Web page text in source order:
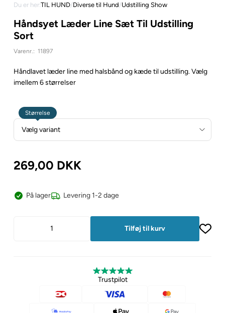
Du er her:TIL HUND/Diverse til Hund/Udstilling Show
Håndsyet Læder Line Sæt Til Udstilling
Sort
Varenr.: 11897
Håndlavet læder line med halsbånd og kæde til udstilling. Vælg
imellem 6 størrelser
Størrelse
269,00 DKK
På lager Levering 1-2 dage
Trustpilot